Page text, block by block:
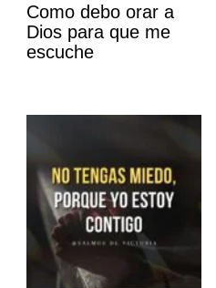
Como debo orar a
Dios para que me
escuche